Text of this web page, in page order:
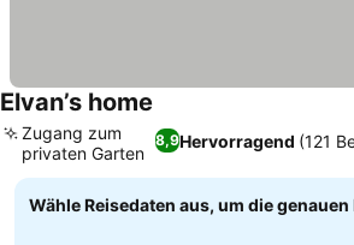
Elvan’s home
8,9Hervorragend (121
Zugang zum
privaten Garten
Wähle Reisedaten aus, um die